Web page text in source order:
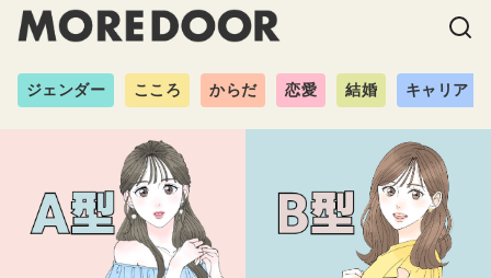
ジェンダー こころ からだ 恋愛 結婚 キャリア